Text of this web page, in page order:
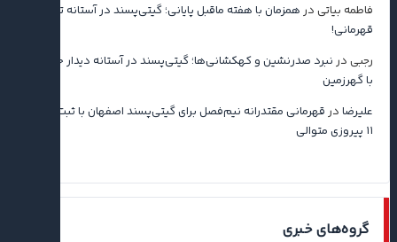
فاطمه بیاتی در همزمان با هفته ماقبل پایانی؛ گیتی‌پسند در آستانه تثبیت
قهرمانی!
رجبی در نبرد صدرنشین و کهکشانی‌ها؛ گیتی‌پسند در آستانه دیدار حساس
با گهرزمین
علیرضا در قهرمانی مقتدرانه نیم‌فصل برای گیتی‌پسند اصفهان با ثبت رکورد
۱۱ پیروزی متوالی
گروه‌های خبری